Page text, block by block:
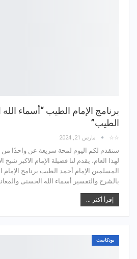
برنامج الإمام الطيب “أسماء
الطيب”
☆☆ مارس 21, 2024
سنقدم لكم اليوم لمحة سريعة عن واحدًا من
لهذا العام، يقدم لنا فضيلة الإمام الاكبر
المسلمين الإمام أحمد الطيب برنامج الإمام
بالشرح والتفسير أسماء الله الحسنى
إقرأ أكثر ...
بودكاست